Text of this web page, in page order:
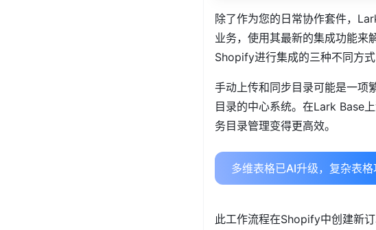
除了作为您的日常协作套件，
业务，使用其最新的集成功能
Shopify进行集成的三种不同方式
手动上传和同步目录可能是一项
目录的中心系统。在Lark Base
务目录管理变得更高效。
多维表格已AI升级，复杂表
此工作流程在Shopify中创建新